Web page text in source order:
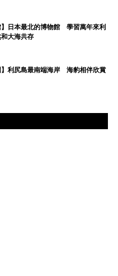
】日本最北的博物館 學習萬年來利
大海共存
】利尻島最南端海岸 海豹相伴欣賞